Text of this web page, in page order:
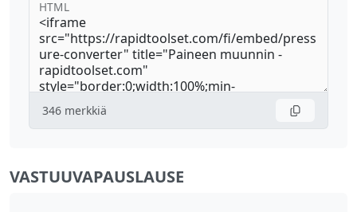
HTML
346 merkkiä
VASTUUVAPAUSLAUSE